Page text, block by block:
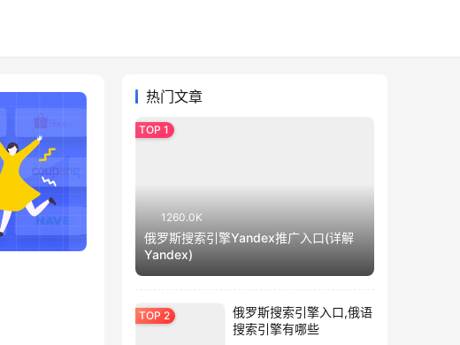
热门文章
1260.0K
俄罗斯搜索引擎Yandex推广入口(详解
Yandex)
俄罗斯搜索引擎入口,俄语
搜索引擎有哪些